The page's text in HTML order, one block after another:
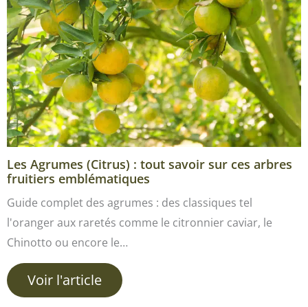
Les Agrumes (Citrus) : tout savoir sur ces arbres
fruitiers emblématiques
Guide complet des agrumes : des classiques tel
l'oranger aux raretés comme le citronnier caviar, le
Chinotto ou encore le…
Voir l'article